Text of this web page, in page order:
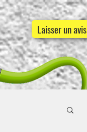
Laisser un avis